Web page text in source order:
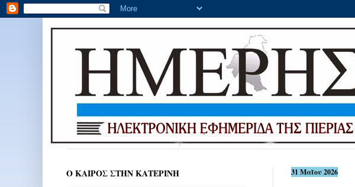
31 Μαΐου 2026
Ο ΚΑΙΡΟΣ ΣΤΗΝ ΚΑΤΕΡΙΝΗ